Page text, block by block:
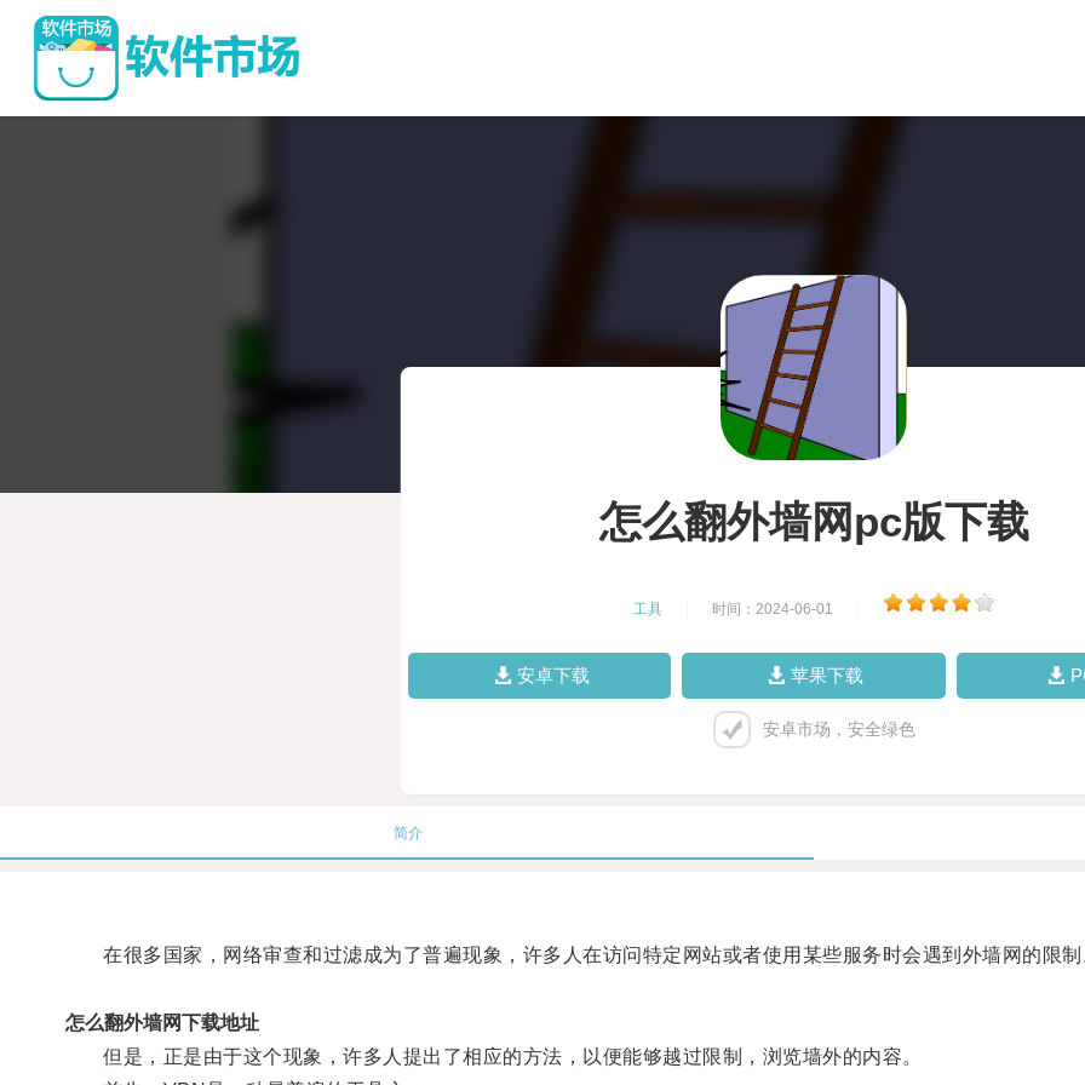
怎么翻外墙网pc版下载
工具 时间：2024-06-01
安卓下载 苹果下载
安卓市场，安全绿色
简介
在很多国家，网络审查和过滤成为了普遍现象，许多人在访问特定网站或者使用某些服务时会遇到外墙网的限制
怎么翻外墙网下载地址
但是，正是由于这个现象，许多人提出了相应的方法，以便能够越过限制，浏览墙外的内容。